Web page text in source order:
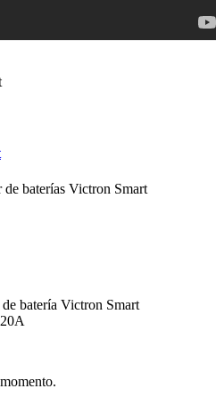
baterías Victron Smart
batería Victron Smart